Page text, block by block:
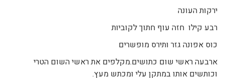
ירקות העונה
רבע קילו חזה עוף חתוך לקוביות
כוס אפונה גזר ותירס מופשרים
ארבעה ראשי שום כתושים.מקלפים את ראשי השום הטרי
וכותשים אותו במתקן עלי ומכתש מעץ.